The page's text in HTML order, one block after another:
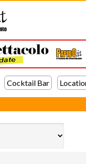
Cocktail Bar